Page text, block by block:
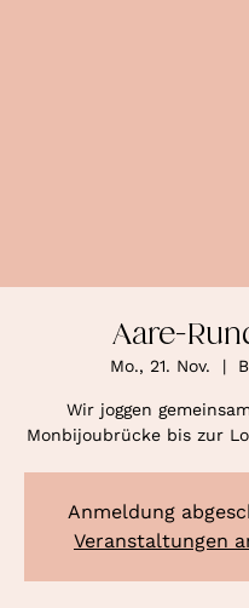
Aare-
Mo., 21. Nov.
  |
Wir joggen
Monbijoubrücke bis zur
Anmeldung
Veranstaltungen